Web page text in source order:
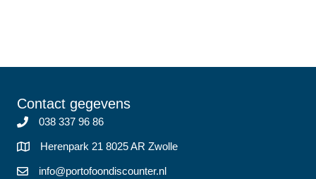
Contact gegevens
038 337 96 86
Herenpark 21 8025 AR Zwolle
info@portofoondiscounter.nl